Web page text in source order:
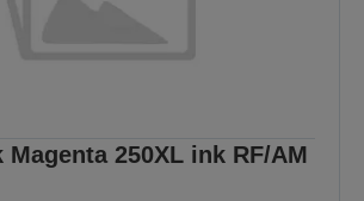
Magenta 250XL ink RF/AM